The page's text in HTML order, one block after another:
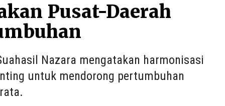
Pusat-Daerah
Nazara mengatakan harmonisasi
untuk mendorong pertumbuhan